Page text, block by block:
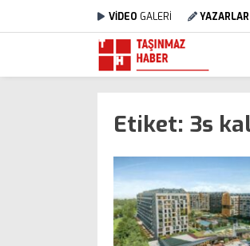
VİDEO GALERİ YAZARLAR
Etiket: 3s